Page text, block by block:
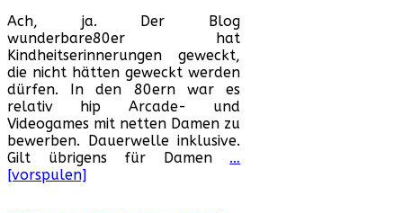
und
Bazookas
–
Werbung
from
the
paassssstttttttttt…
Ach, ja. Der Blog
wunderbare80er hat
Kindheitserinnerungen geweckt,
die nicht hätten geweckt werden
dürfen. In den 80ern war es
relativ hip Arcade- und
Videogames mit netten Damen zu
bewerben. Dauerwelle inklusive.
Gilt übrigens für Damen …
[vorspulen]